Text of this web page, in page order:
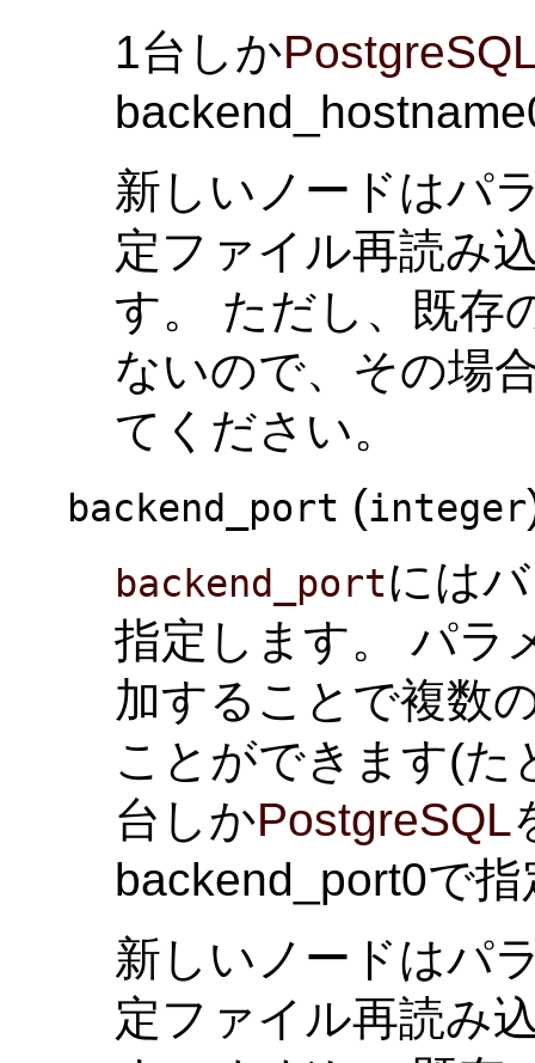
1台しか
新しいノードはパ
定ファイル再読み
す。 ただし、既存
ないので、その場
てください。
backend_port (integer
backend_portには
指定します。 パラ
加することで複数
ことができます(た
台しかPostgreSQL
backend_port0で
新しいノードはパ
定ファイル再読み